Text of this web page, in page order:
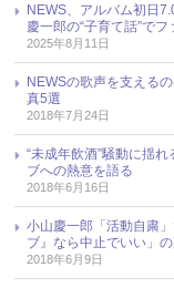
NEWS、アルバム初日
慶一郎の“子育て話”で
2025年8月11日
NEWSの歌声を支える
真5選
2018年7月24日
“未成年飲酒”騒動に揺
ブへの熱意を語る
2018年6月16日
小山慶一郎「活動自粛
ブ』なら中止でいい」の
2018年6月9日